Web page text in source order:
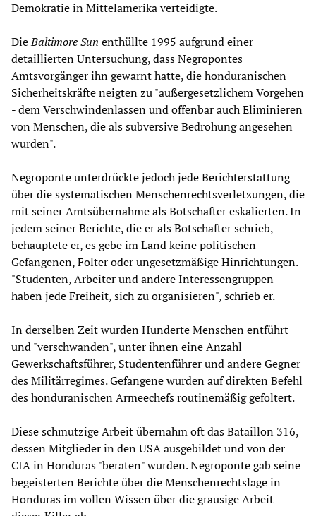
Demokratie in Mittelamerika verteidigte.
DieBaltimore Sun enthüllte 1995 aufgrund einer
detaillierten Untersuchung, dass Negropontes
Amtsvorgänger ihn gewarnt hatte, die honduranischen
Sicherheitskräfte neigten zu "außergesetzlichem Vorgehen
- dem Verschwindenlassen und offenbar auch Eliminieren
von Menschen, die als subversive Bedrohung angesehen
wurden".
Negroponte unterdrückte jedoch jede Berichterstattung
über die systematischen Menschenrechtsverletzungen, die
mit seiner Amtsübernahme als Botschafter eskalierten. In
jedem seiner Berichte, die er als Botschafter schrieb,
behauptete er, es gebe im Land keine politischen
Gefangenen, Folter oder ungesetzmäßige Hinrichtungen.
"Studenten, Arbeiter und andere Interessengruppen
haben jede Freiheit, sich zu organisieren", schrieb er.
In derselben Zeit wurden Hunderte Menschen entführt
und "verschwanden", unter ihnen eine Anzahl
Gewerkschaftsführer, Studentenführer und andere Gegner
des Militärregimes. Gefangene wurden auf direkten Befehl
des honduranischen Armeechefs routinemäßig gefoltert.
Diese schmutzige Arbeit übernahm oft das Bataillon 316,
dessen Mitglieder in den USA ausgebildet und von der
CIA in Honduras "beraten" wurden. Negroponte gab seine
begeisterten Berichte über die Menschenrechtslage in
Honduras im vollen Wissen über die grausige Arbeit